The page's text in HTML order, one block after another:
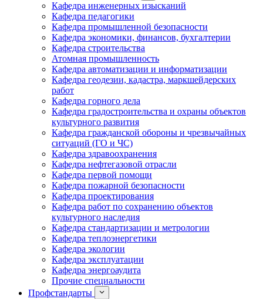
Кафедра инженерных изысканий
Кафедра педагогики
Кафедра промышленной безопасности
Кафедра экономики, финансов, бухгалтерии
Кафедра строительства
Атомная промышленность
Кафедра автоматизации и информатизации
Кафедра геодезии, кадастра, маркшейдерских
работ
Кафедра горного дела
Кафедра градостроительства и охраны объектов
культурного развития
Кафедра гражданской обороны и чрезвычайных
ситуаций (ГО и ЧС)
Кафедра здравоохранения
Кафедра нефтегазовой отрасли
Кафедра первой помощи
Кафедра пожарной безопасности
Кафедра проектирования
Кафедра работ по сохранению объектов
культурного наследия
Кафедра стандартизации и метрологии
Кафедра теплоэнергетики
Кафедра экологии
Кафедра эксплуатации
Кафедра энергоаудита
Прочие специальности
Профстандарты